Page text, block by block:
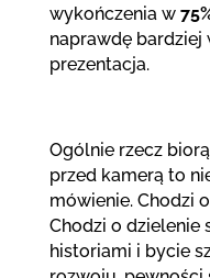
wykończenia w
naprawdę bardziej
prezentacja.
Ogólnie rzecz
przed kamerą to
mówienie. Chodzi
Chodzi o dzielenie
historiami i bycie